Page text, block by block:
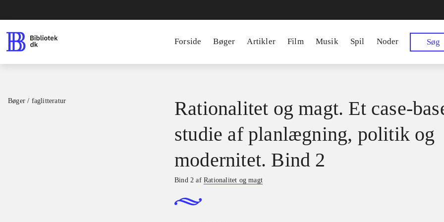
Forside Bøger Artikler Film Musik Spil Noder Søg
Bøger / faglitteratur
Rationalitet og magt. Et case-
studie af planlægning, politik og
modernitet. Bind 2
Bind 2 afRationalitet og magt